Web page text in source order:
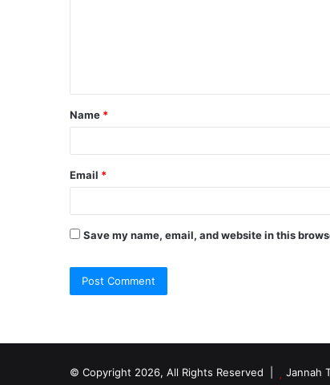
t
*
Name *
Email *
Save my name, email, and website in this
© Copyright 2026, All Rights Reserved | Jannah